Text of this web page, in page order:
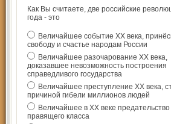
Как Вы считаете, две российские
года - это
Величайшее событие ХХ века,
свободу и счастье народам России
Величайшее разочарование ХХ века,
доказавшее невозможность построения
справедливого государства
Величайшее преступление ХХ века,
причиной гибели миллионов людей
Величайшее в ХХ веке предательство
правящего класса